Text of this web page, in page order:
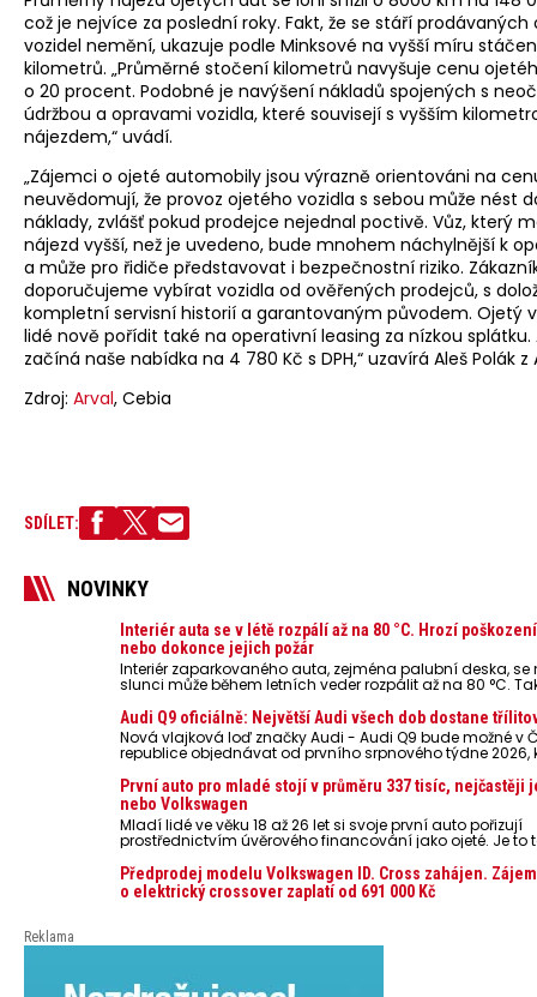
což je nejvíce za poslední roky. Fakt, že se stáří
vozidel nemění, ukazuje podle Minksové na vyšší míru
kilometrů. „Průměrné stočení kilometrů navyšuje cenu
o 20 procent. Podobné je navýšení nákladů spojených s
údržbou a opravami vozidla, které souvisejí s vyšším
nájezdem,“ uvádí.
„Zájemci o ojeté automobily jsou výrazně orientováni na
neuvědomují, že provoz ojetého vozidla s sebou může nést
náklady, zvlášť pokud prodejce nejednal poctivě. Vůz, který
nájezd vyšší, než je uvedeno, bude mnohem náchylnější k
a může pro řidiče představovat i bezpečnostní riziko.
doporučujeme vybírat vozidla od ověřených prodejců, s
kompletní servisní historií a garantovaným původem. Ojetý
lidé nově pořídit také na operativní leasing za nízkou splátku.
začíná naše nabídka na 4 780 Kč s DPH,“ uzavírá Aleš Polák z
Zdroj: Arval, Cebia
SDÍLET:
NOVINKY
Interiér auta se v létě rozpálí až na 80 °C. Hrozí
nebo dokonce jejich požár
Interiér zaparkovaného auta, zejména palubní deska,
slunci může během letních veder rozpálit až na 80 °C.
nebo notebooky. Můžou urychlit stárnutí baterií, poškodit
ve výjimečných případech i zvýšit riziko požáru.
Audi Q9 oficiálně: Největší Audi všech dob dostane
Nová vlajková loď značky Audi - Audi Q9 bude možné v
republice objednávat od prvního srpnového týdne 2026,
První auto pro mladé stojí v průměru 337 tisíc, nejčastěji
nebo Volkswagen
Mladí lidé ve věku 18 až 26 let si svoje první auto pořizují
prostřednictvím úvěrového financování jako ojeté. Je to
dosahuje 337 tisíc korun a průměrná financovaná
251 tisíc korun. Vyplývá to z dat Leasingu České
posledních 10 let (2016–2026).
Předprodej modelu Volkswagen ID. Cross zahájen.
o elektrický crossover zaplatí od 691 000 Kč
Reklama